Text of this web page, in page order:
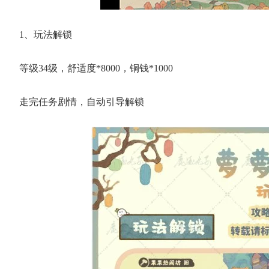
1、玩法解锁
等级34级，舒适度*8000，铜钱*1000
走完任务剧情，自动引导解锁